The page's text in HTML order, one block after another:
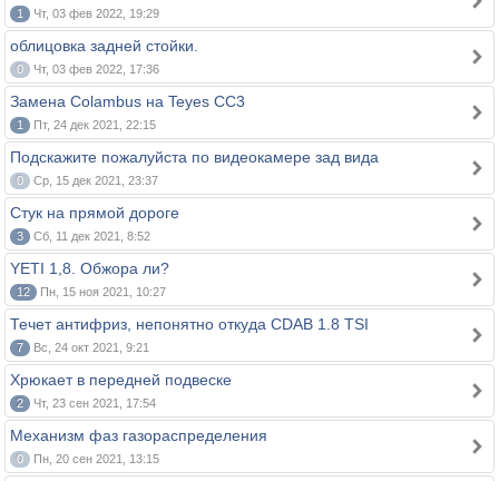
1 Чт, 03 фев 2022, 19:29
облицовка задней стойки.
0 Чт, 03 фев 2022, 17:36
Замена Colambus на Teyes CC3
1 Пт, 24 дек 2021, 22:15
Подскажите пожалуйста по видеокамере зад вида
0 Ср, 15 дек 2021, 23:37
Стук на прямой дороге
3 Сб, 11 дек 2021, 8:52
YETI 1,8. Обжора ли?
12 Пн, 15 ноя 2021, 10:27
Течет антифриз, непонятно откуда CDAB 1.8 TSI
7 Вс, 24 окт 2021, 9:21
Хрюкает в передней подвеске
2 Чт, 23 сен 2021, 17:54
Механизм фаз газораспределения
0 Пн, 20 сен 2021, 13:15